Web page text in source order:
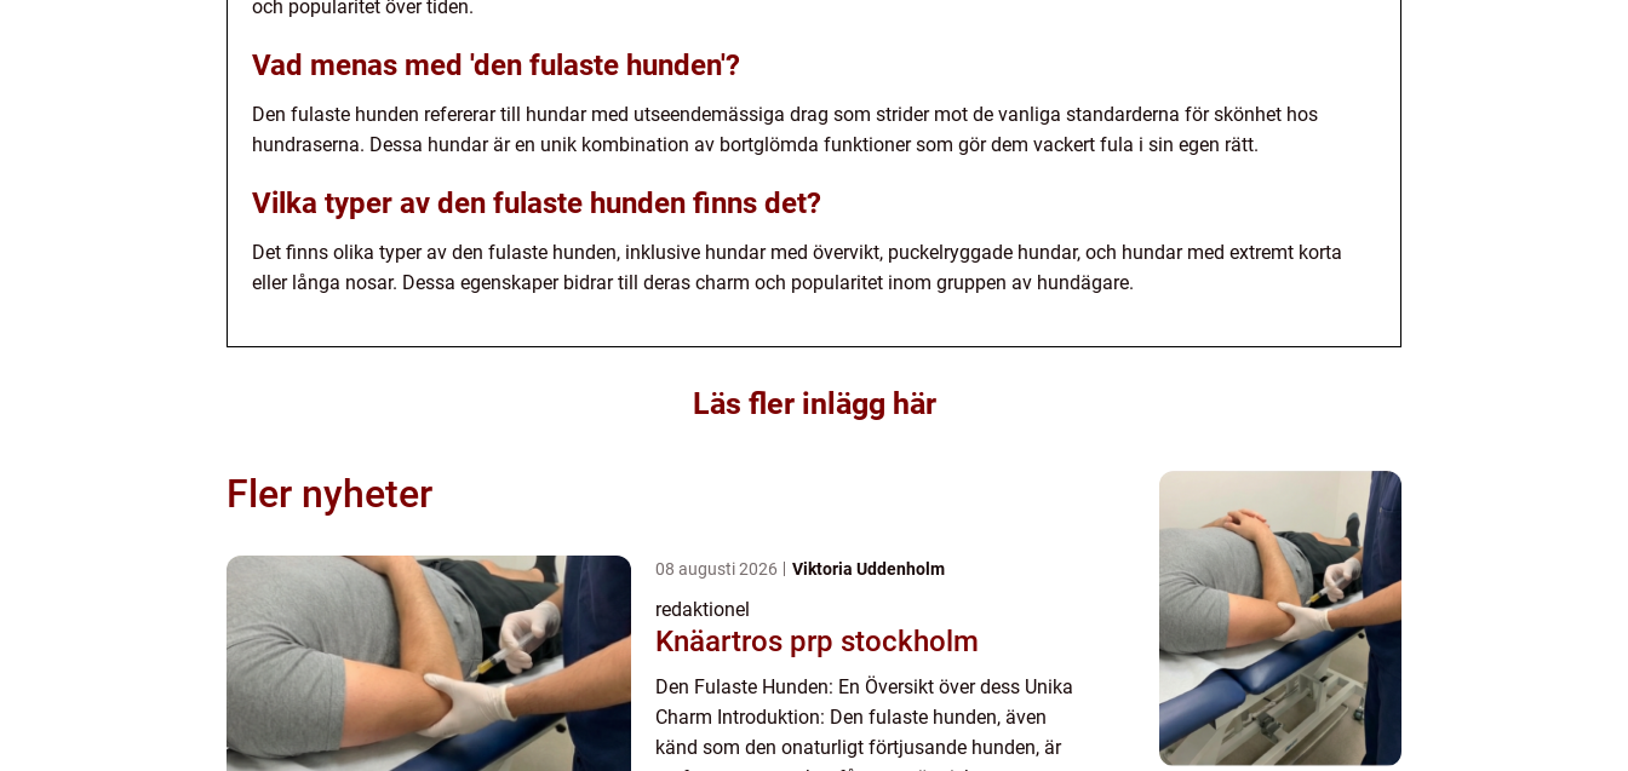
och popularitet över tiden.
Vad menas med 'den fulaste hunden'?
Den fulaste hunden refererar till hundar med utseendemässiga drag som strider mot de vanliga standarderna för skönhet hos
hundraserna. Dessa hundar är en unik kombination av bortglömda funktioner som gör dem vackert fula i sin egen rätt.
Vilka typer av den fulaste hunden finns det?
Det finns olika typer av den fulaste hunden, inklusive hundar med övervikt, puckelryggade hundar, och hundar med extremt korta
eller långa nosar. Dessa egenskaper bidrar till deras charm och popularitet inom gruppen av hundägare.
Läs fler inlägg här
Fler nyheter
08 augusti 2026 Viktoria Uddenholm
redaktionel
Knäartros prp stockholm
Den Fulaste Hunden: En Översikt över dess Unika
Charm Introduktion: Den fulaste hunden, även
känd som den onaturligt förtjusande hunden, är